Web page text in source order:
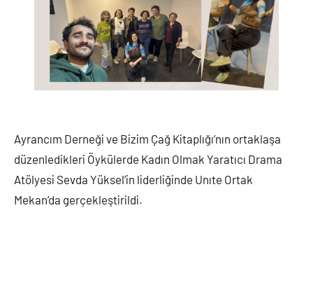
Ayrancım Derneği ve Bizim Çağ Kitaplığı’nın ortaklaşa
düzenledikleri Öykülerde Kadın Olmak Yaratıcı Drama
Atölyesi Sevda Yüksel’in liderliğinde Unıte Ortak
Mekan’da gerçekleştirildi.